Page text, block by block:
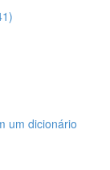
um dicionário